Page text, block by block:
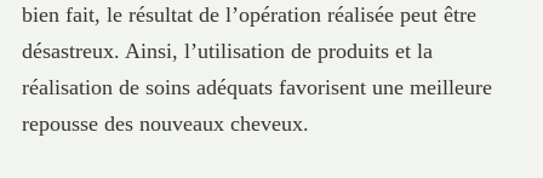
bien fait, le résultat de l’opération réalisée peut être
désastreux. Ainsi, l’utilisation de produits et la
réalisation de soins adéquats favorisent une meilleure
repousse des nouveaux cheveux.